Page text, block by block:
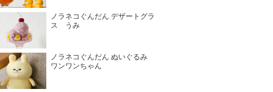
ノラネコぐんだん デザートグラ
ス うみ
ノラネコぐんだん ぬいぐるみ
ワンワンちゃん